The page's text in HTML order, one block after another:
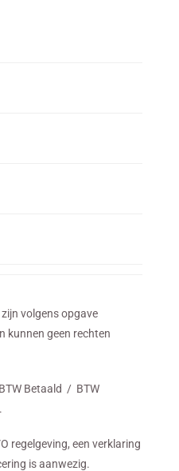
volgens opgave
kunnen geen rechten
Betaald / BTW
regelgeving, een verklaring
is aanwezig.